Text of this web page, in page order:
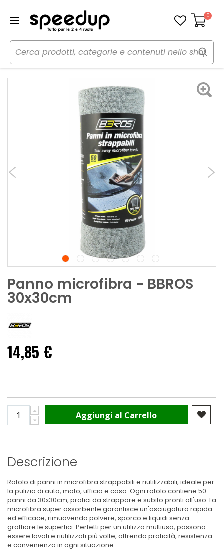
Carrello
0
Home Auto Cura dell'auto
Panni, pelli e spugne
Panno microfibra - BBROS
Panno microfibra - BBROS
30x30cm
14,85 €
Aggiungi al Carrello
Descrizione
Rotolo di panni in microfibra strappabili e riutilizzabili, ideale per
la pulizia di auto, moto, ufficio e casa. Ogni rotolo contiene 50
panni da 30x30cm, pratici da strappare e subito pronti all'uso. La
microfibra super assorbente garantisce un'asciugatura rapida
ed efficace, rimuovendo polvere, sporco e liquidi senza
graffiare le superfici. Perfetti per un utilizzo multiuso, possono
essere lavati e riutilizzati più volte, offrendo praticità, resistenza
e convenienza in ogni situazione